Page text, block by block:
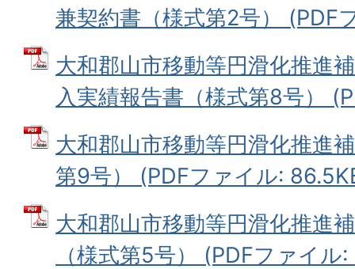
兼契約書（様式第2号） (PDF
大和郡山市移動等円滑化推進
入実績報告書（様式第8号）
大和郡山市移動等円滑化推進
第9号） (PDFファイル:
大和郡山市移動等円滑化推進
（様式第5号） (PDFファイル